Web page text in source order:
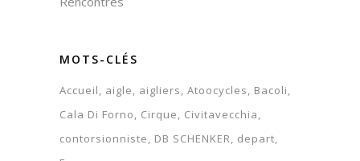
MOTS-CLÉS
Accueil aigle aigliers Atoocycles
Bacoli
Cala Di Forno
Cirque
Civitavecchia
contorsionniste
DB SCHENKER
depart